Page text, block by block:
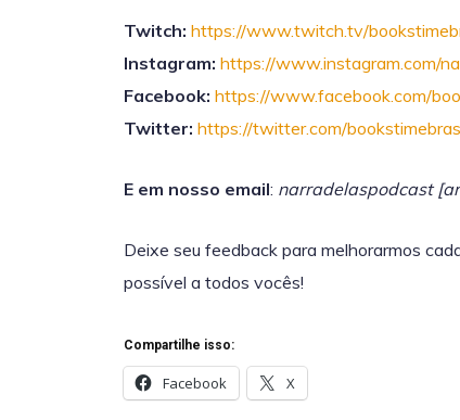
Twitch: https://www.twitch.tv/
Instagram: https://www.instagram.com/
Facebook: https://www.facebook.com/
Twitter: https://twitter.com/
E em nosso email: narradelaspodcast
Deixe seu feedback para melhorarmos
possível a todos vocês!
Compartilhe isso:
Facebook X